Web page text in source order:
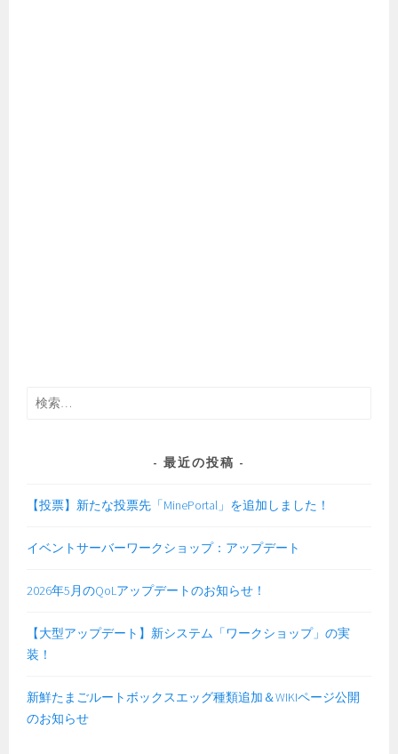
検
最近の投稿
【投票】新たな投票先「MinePortal」を追加しました！
イベントサーバーワークショップ：アップデート
2026年5月のQoLアップデートのお知らせ！
【大型アップデート】新システム「ワークショップ」の実
装！
新鮮たまごルートボックスエッグ種類追加＆WIKIページ公開
のお知らせ